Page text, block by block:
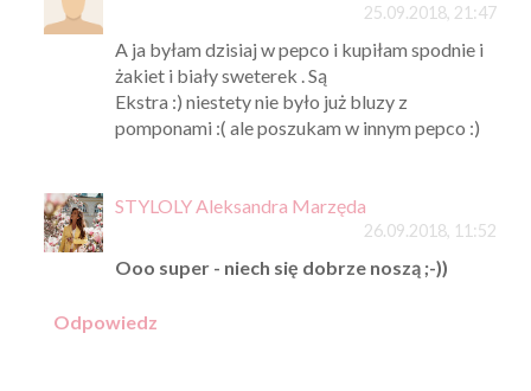
25.09.2018, 21:47
A ja byłam dzisiaj w pepco i kupiłam spodnie i
żakiet i biały sweterek . Są
Ekstra :) niestety nie było już bluzy z
pomponami :( ale poszukam w innym pepco :)
STYLOLY Aleksandra Marzęda
26.09.2018, 11:52
Ooo super - niech się dobrze noszą ;-))
Odpowiedz